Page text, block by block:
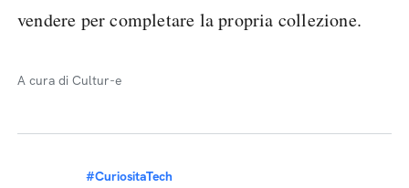
vendere per completare la propria collezione.
A cura di Cultur-e
#CuriositaTech